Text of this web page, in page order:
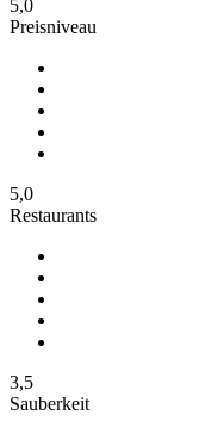
5,0
Preisniveau
5,0
Restaurants
3,5
Sauberkeit